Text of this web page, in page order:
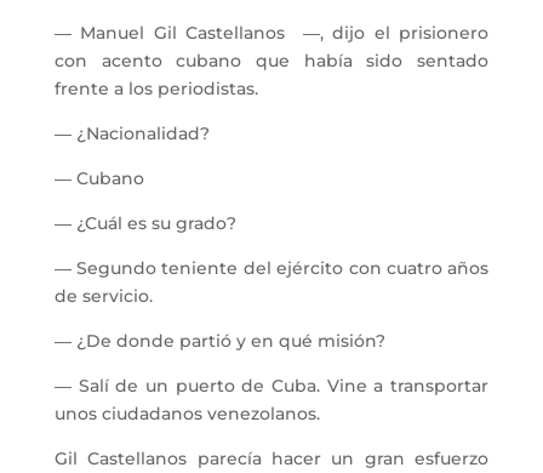
― Manuel Gil Castellanos ―, dijo el prisionero
con acento cubano que había sido sentado
frente a los periodistas.
― ¿Nacionalidad?
― Cubano
― ¿Cuál es su grado?
― Segundo teniente del ejército con cuatro años
de servicio.
― ¿De donde partió y en qué misión?
― Salí de un puerto de Cuba. Vine a transportar
unos ciudadanos venezolanos.
Gil Castellanos parecía hacer un gran esfuerzo